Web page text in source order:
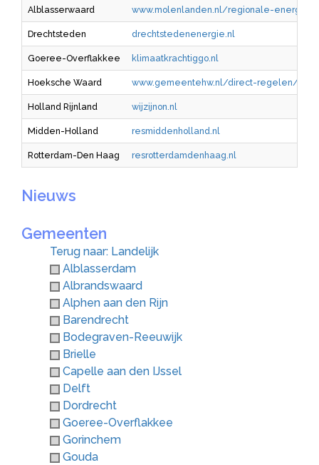
Alblasserwaard www.molenlanden.nl/regionale-energie-
Drechtsteden drechtstedenenergie.nl
Goeree-Overflakkee klimaatkrachtiggo.nl
Hoeksche Waard www.gemeentehw.nl/direct-regelen/
Holland Rijnland wijzijnon.nl
Midden-Holland resmiddenholland.nl
Rotterdam-Den Haag resrotterdamdenhaag.nl
Nieuws
Gemeenten
Terug naar: Landelijk
Alblasserdam
Albrandswaard
Alphen aan den Rijn
Barendrecht
Bodegraven-Reeuwijk
Brielle
Capelle aan den IJssel
Delft
Dordrecht
Goeree-Overflakkee
Gorinchem
Gouda